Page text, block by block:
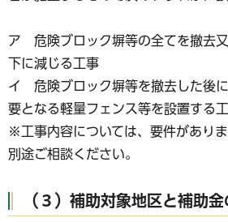
ア 危険ブロック塀等の全てを撤去
下に減じる工事
イ 危険ブロック塀等を撤去した後
要となる軽量フェンス等を設置する
※工事内容については、要件があり
別途ご相談ください。
（３）補助対象地区と補助